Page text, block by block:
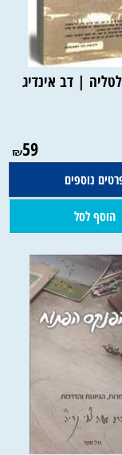
| דב אינדיג
₪59
נוספים
הוסף לסל